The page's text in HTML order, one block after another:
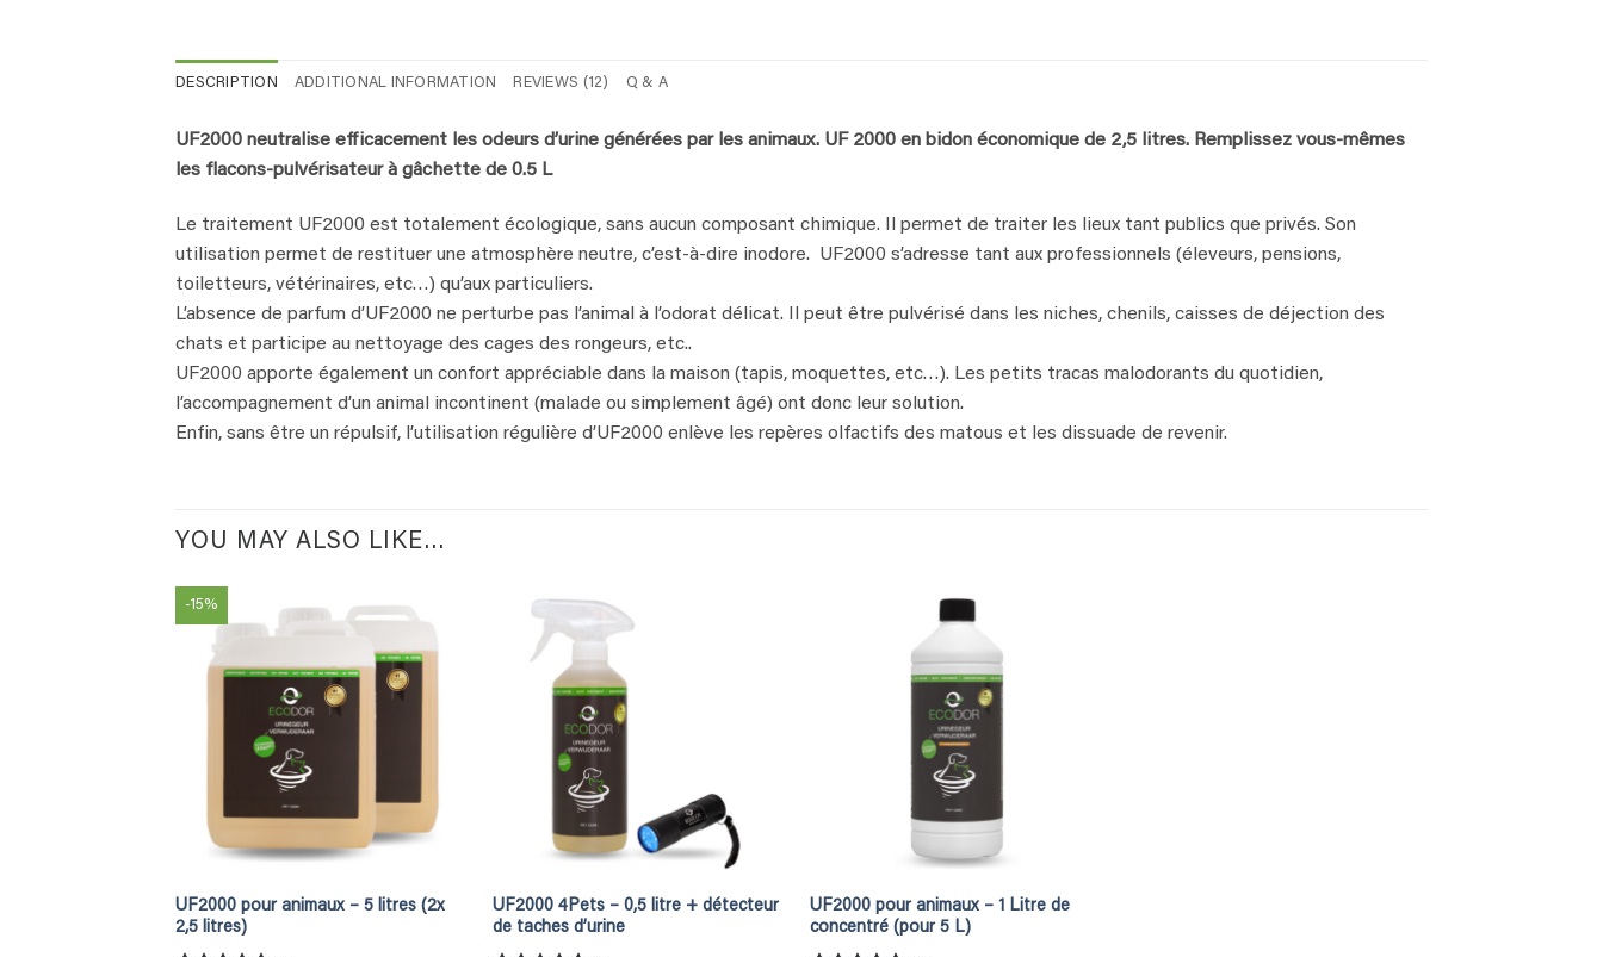
DESCRIPTION ADDITIONAL INFORMATION REVIEWS (12) Q & A
UF2000 neutralise efficacement les odeurs d’urine générées par les animaux. UF 2000 en bidon économique de 2,5 litres. Remplissez vous-mêmes
les flacons-pulvérisateur à gâchette de 0.5 L
Le traitement UF2000 est totalement écologique, sans aucun composant chimique. Il permet de traiter les lieux tant publics que privés. Son
utilisation permet de restituer une atmosphère neutre, c’est-à-dire inodore. UF2000 s’adresse tant aux professionnels (éleveurs, pensions,
toiletteurs, vétérinaires, etc…) qu’aux particuliers.
L’absence de parfum d’UF2000 ne perturbe pas l’animal à l’odorat délicat. Il peut être pulvérisé dans les niches, chenils, caisses de déjection des
chats et participe au nettoyage des cages des rongeurs, etc..
UF2000 apporte également un confort appréciable dans la maison (tapis, moquettes, etc…). Les petits tracas malodorants du quotidien,
l’accompagnement d’un animal incontinent (malade ou simplement âgé) ont donc leur solution.
Enfin, sans être un répulsif, l’utilisation régulière d’UF2000 enlève les repères olfactifs des matous et les dissuade de revenir.
YOU MAY ALSO LIKE…
-15%
UF2000 pour animaux – 5 litres (2x
2,5 litres)
UF2000 4Pets – 0,5 litre + détecteur
de taches d’urine
UF2000 pour animaux – 1 Litre de
concentré (pour 5 L)